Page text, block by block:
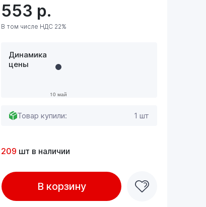
553 р.
В том числе НДС 22%
Динамика
цены
Товар купили: 1 шт
209 шт в наличии
В корзину